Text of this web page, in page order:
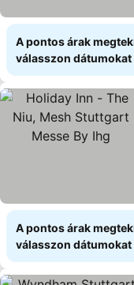
A pontos árak
válasszon dátumokat
A pontos árak
válasszon dátumokat